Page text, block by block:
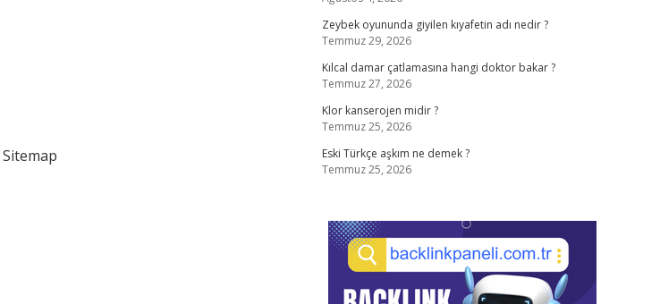
Sitemap
Zeybek oyununda giyilen kıyafetin adı nedir ?
Temmuz 29, 2026
Kılcal damar çatlamasına hangi doktor bakar ?
Temmuz 27, 2026
Klor kanserojen midir ?
Temmuz 25, 2026
Eski Türkçe aşkım ne demek ?
Temmuz 25, 2026